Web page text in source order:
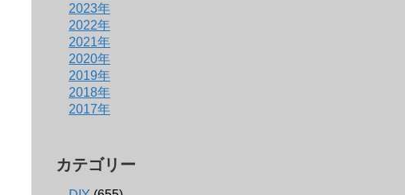
2023年
2022年
2021年
2020年
2019年
2018年
2017年
カテゴリー